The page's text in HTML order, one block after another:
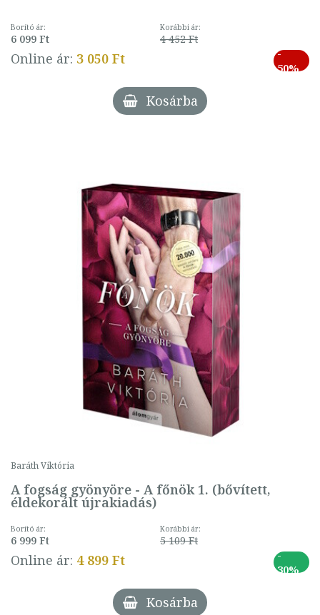
Borító ár:
6 099 Ft
Korábbi ár:
4 452 Ft
Online ár: 3 050 Ft
-
50%
Kosárba
Baráth Viktória
A fogság gyönyöre - A főnök 1. (bővített,
éldekorált újrakiadás)
Borító ár:
6 999 Ft
Korábbi ár:
5 109 Ft
Online ár: 4 899 Ft
-
30%
Kosárba